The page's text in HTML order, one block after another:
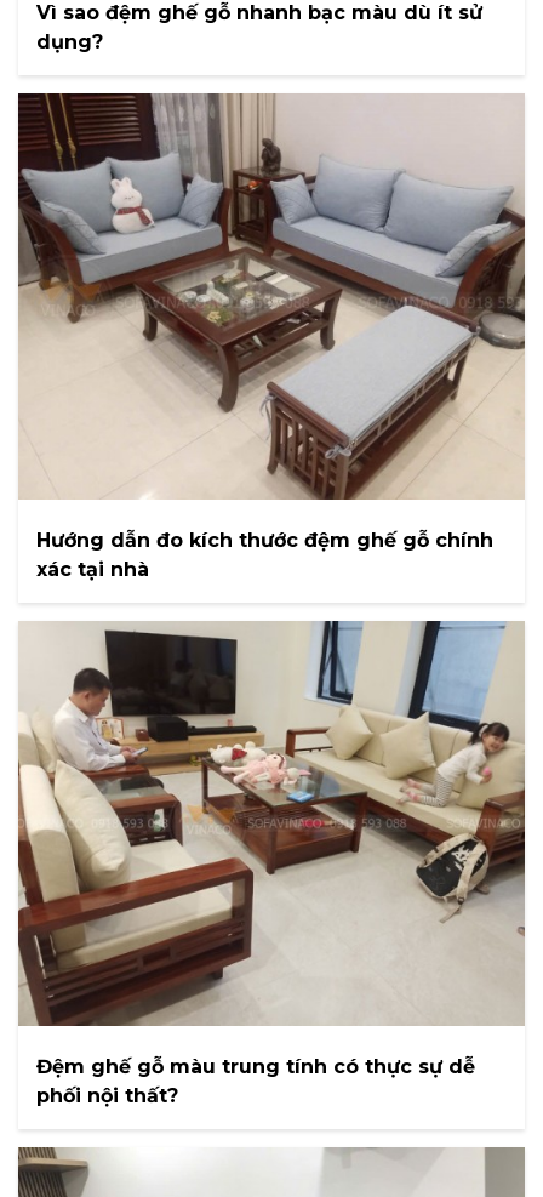
Vì sao đệm ghế gỗ nhanh bạc màu dù ít sử
dụng?
Hướng dẫn đo kích thước đệm ghế gỗ chính
xác tại nhà
Đệm ghế gỗ màu trung tính có thực sự dễ
phối nội thất?